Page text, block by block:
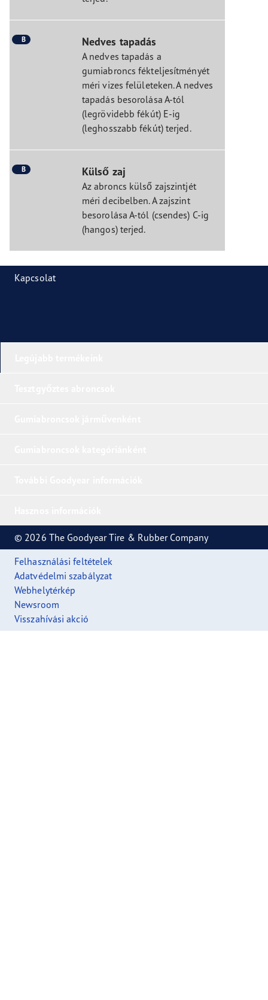
B Nedves tapadás
A nedves tapadás a
gumiabroncs fékteljesítményét
méri vizes felületeken. A nedves
tapadás besorolása A-tól
(legrövidebb fékút) E-ig
(leghosszabb fékút) terjed.
B Külső zaj
Az abroncs külső zajszintjét
méri decibelben. A zajszint
besorolása A-tól (csendes) C-ig
(hangos) terjed.
Kapcsolat
© 2026 The Goodyear Tire & Rubber Company
Felhasználási feltételek
Adatvédelmi szabályzat
Webhelytérkép
Newsroom
Visszahívási akció